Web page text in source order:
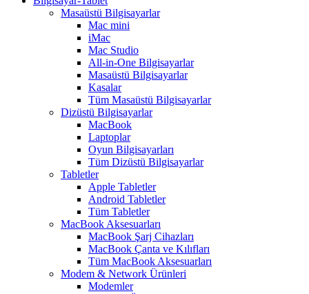
Masaüstü Bilgisayarlar
Mac mini
iMac
Mac Studio
All-in-One Bilgisayarlar
Masaüstü Bilgisayarlar
Kasalar
Tüm Masaüstü Bilgisayarlar
Dizüstü Bilgisayarlar
MacBook
Laptoplar
Oyun Bilgisayarları
Tüm Dizüstü Bilgisayarlar
Tabletler
Apple Tabletler
Android Tabletler
Tüm Tabletler
MacBook Aksesuarları
MacBook Şarj Cihazları
MacBook Çanta ve Kılıfları
Tüm MacBook Aksesuarları
Modem & Network Ürünleri
Modemler